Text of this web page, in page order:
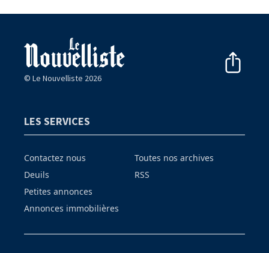
© Le Nouvelliste 2026
LES SERVICES
Contactez nous
Deuils
Petites annonces
Annonces immobilières
Toutes nos archives
RSS